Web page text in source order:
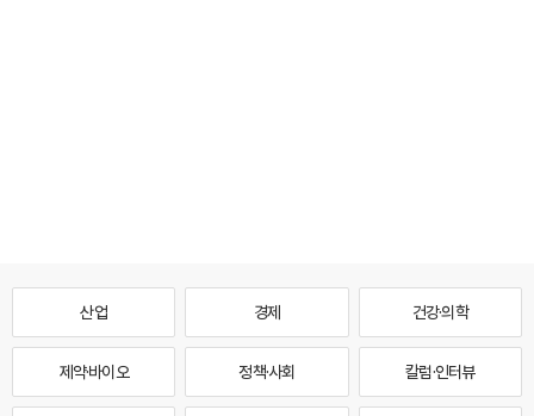
산업 경제 건강·의학
제약·바이오 정책·사회 칼럼·인터뷰